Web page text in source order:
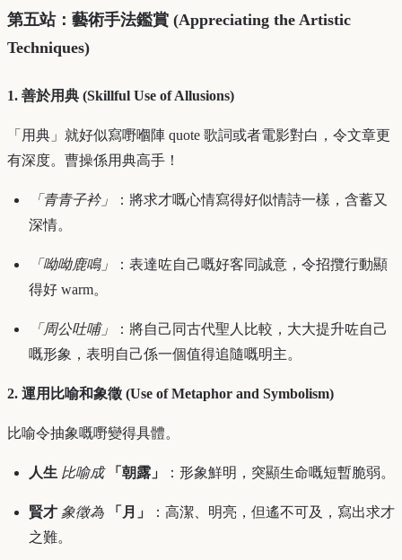
第五站：藝術手法鑑賞 (Appreciating the Artistic
Techniques)
1. 善於用典 (Skillful Use of Allusions)
「用典」就好似寫嘢嗰陣 quote 歌詞或者電影對白，令文章更
有深度。曹操係用典高手！
「青青子衿」
：將求才嘅心情寫得好似情詩一樣，含蓄又
深情。
「呦呦鹿鳴」
：表達咗自己嘅好客同誠意，令招攬行動顯
得好 warm。
「周公吐哺」
：將自己同古代聖人比較，大大提升咗自己
嘅形象，表明自己係一個值得追隨嘅明主。
2. 運用比喻和象徵 (Use of Metaphor and Symbolism)
比喻令抽象嘅嘢變得具體。
人生 比喻成 「朝露」 ：形象鮮明，突顯生命嘅短暫脆弱。
賢才 象徵為 「月」
：高潔、明亮，但遙不可及，寫出求才
之難。